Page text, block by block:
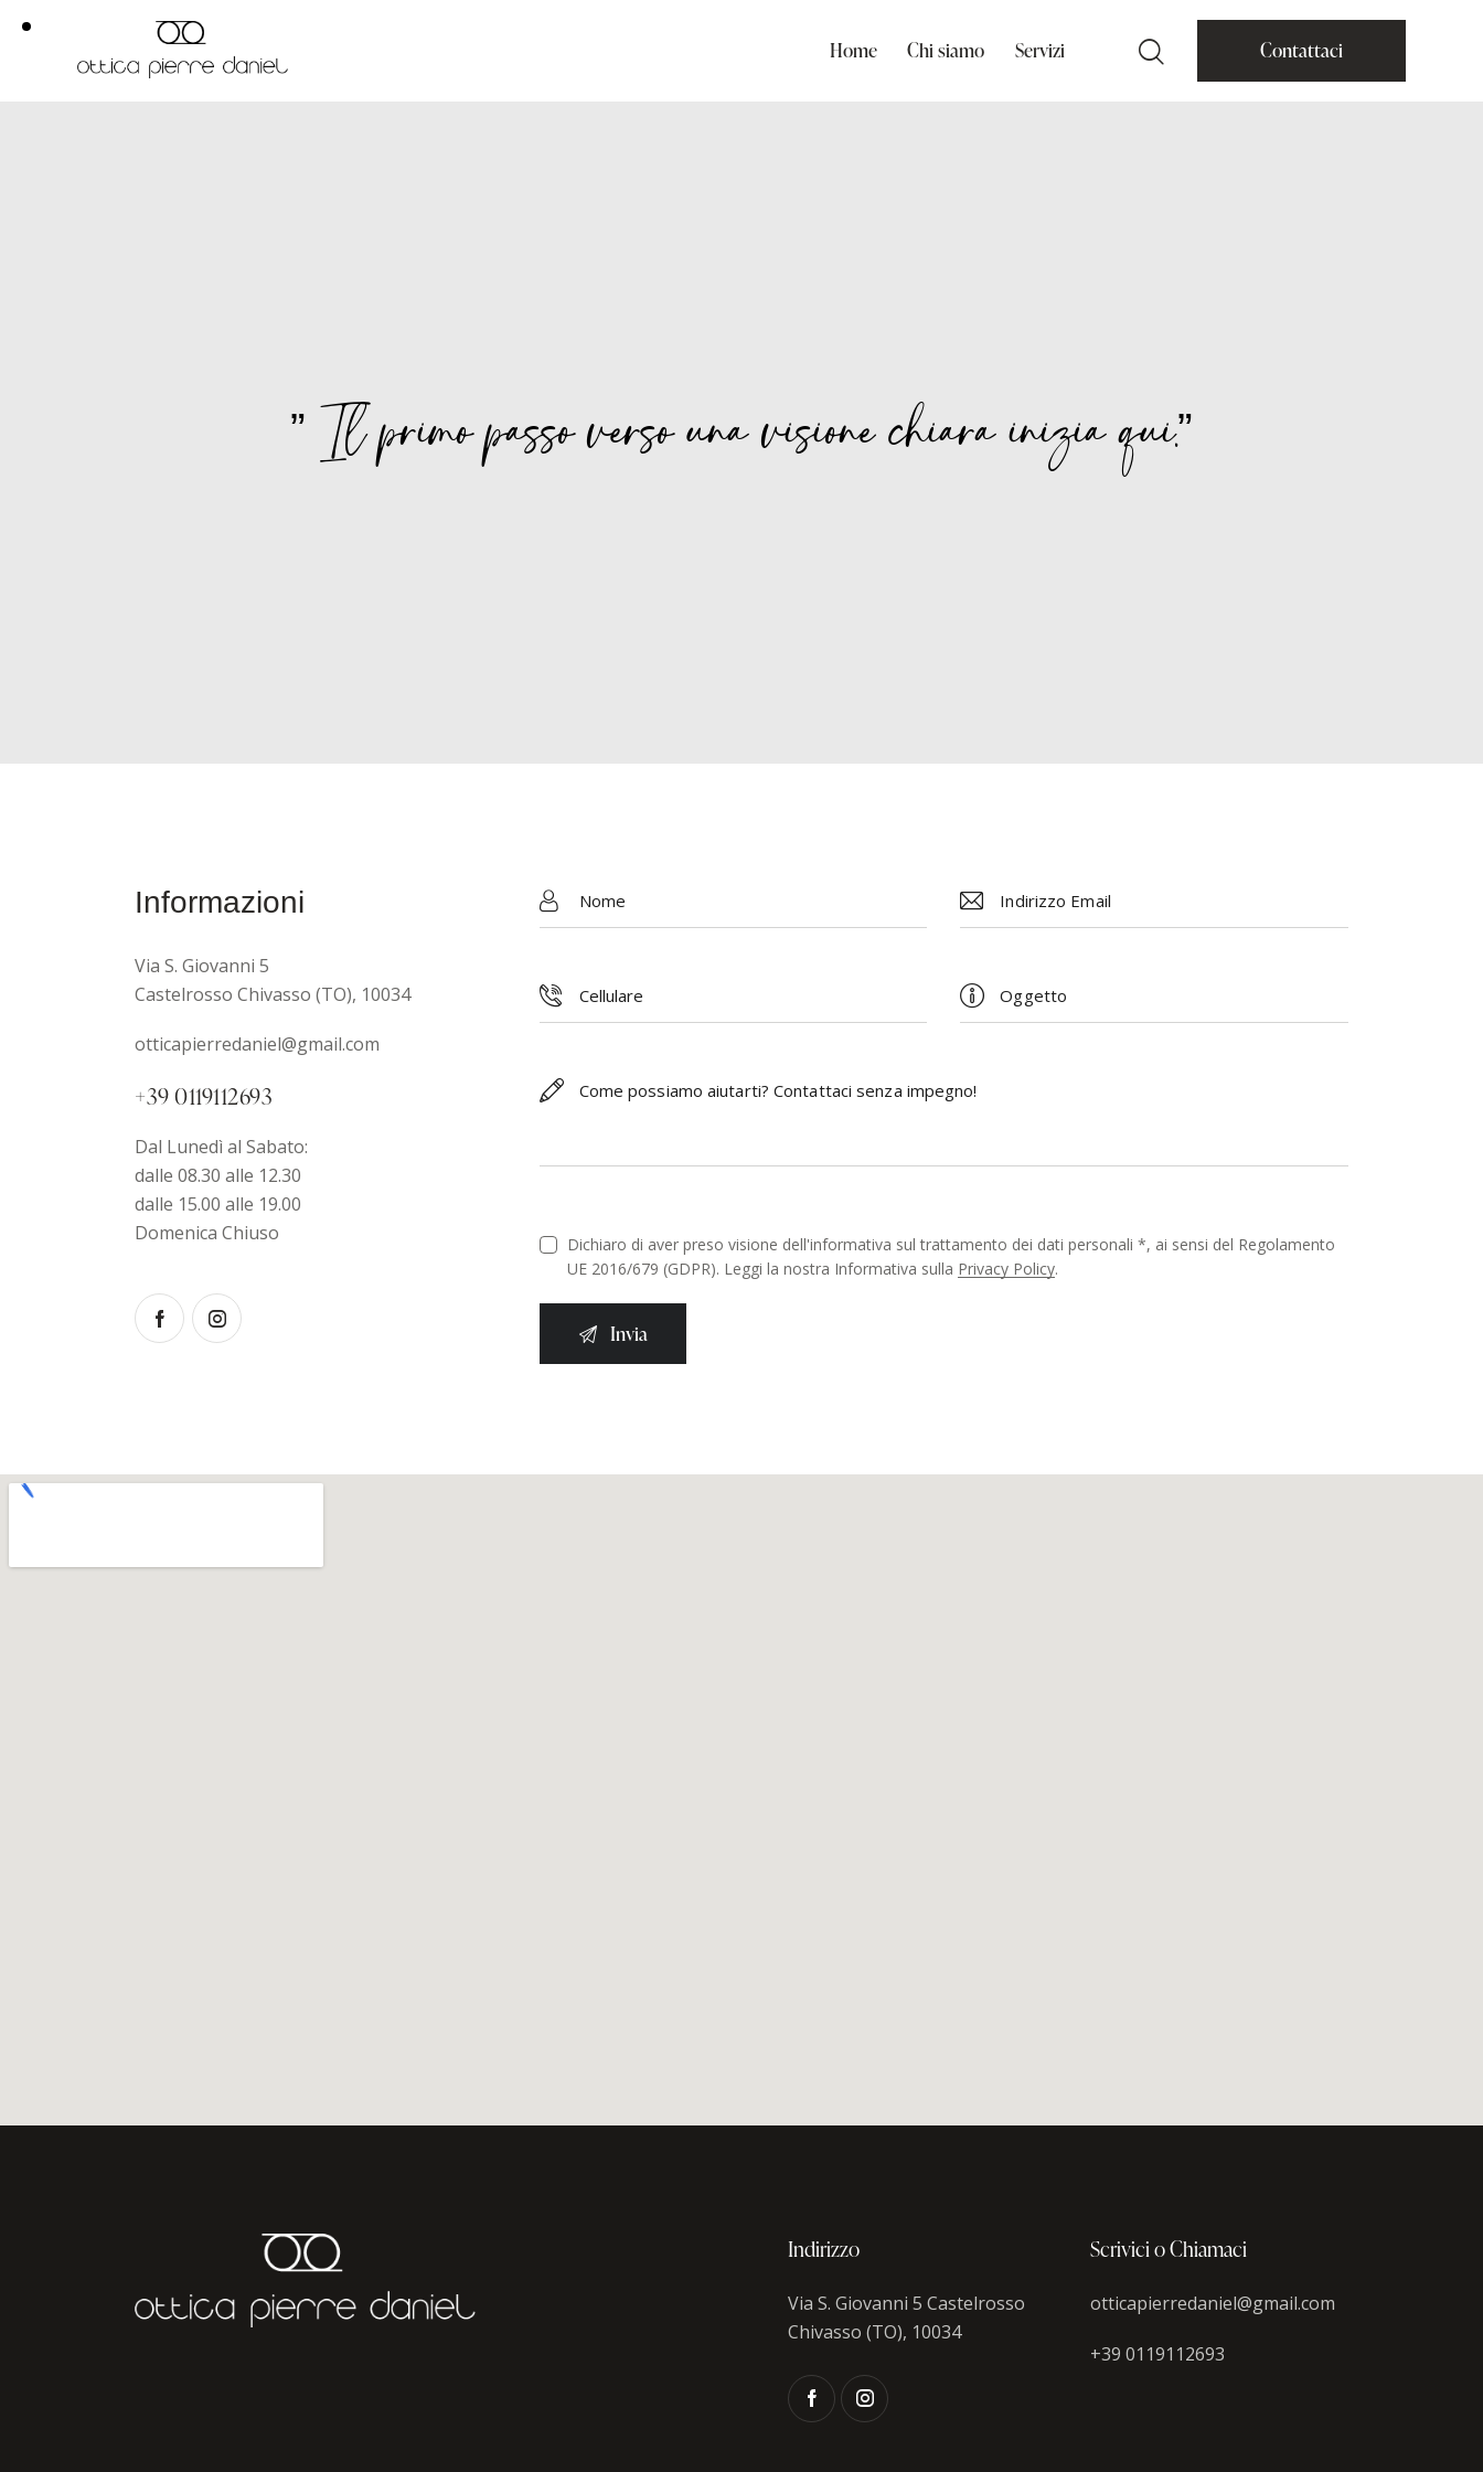
Home Chi siamo Servizi Contattaci
” Il primo passo verso una visione chiara inizia qui.”
Informazioni
Via S. Giovanni 5
Castelrosso Chivasso (TO), 10034
otticapierredaniel@gmail.com
+39 0119112693
Dal Lunedì al Sabato:
dalle 08.30 alle 12.30
dalle 15.00 alle 19.00
Domenica Chiuso
Dichiaro di aver preso visione dell'informativa sul trattamento dei dati personali *, ai sensi del Regolamento
UE 2016/679 (GDPR). Leggi la nostra Informativa sulla Privacy Policy.
Indirizzo
Via S. Giovanni 5 Castelrosso
Chivasso (TO), 10034
Scrivici o Chiamaci
otticapierredaniel@gmail.com
+39 0119112693